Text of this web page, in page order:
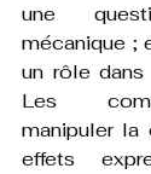
une
mécanique ;
un rôle dans
Les
manipuler la
effets